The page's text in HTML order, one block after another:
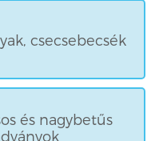
csecsebecsék
és nagybetűs